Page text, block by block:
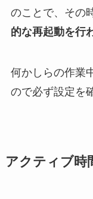
のことで、その
的な再起動を行
何かしらの作業
ので必ず設定を
アクティブ時